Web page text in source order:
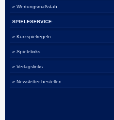
» Wertungsmaßstab
SPIELESERVICE:
» Kurzspielregeln
» Spielelinks
» Verlagslinks
» Newsletter bestellen